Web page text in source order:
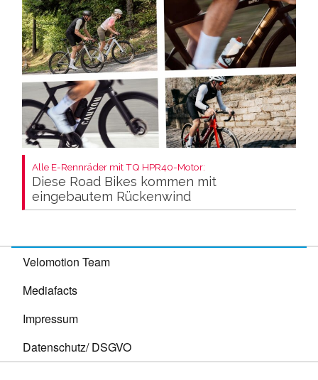
Alle E-Rennräder mit TQ HPR40-Motor:
Diese Road Bikes kommen mit
eingebautem Rückenwind
Velomotion Team
Mediafacts
Impressum
Datenschutz/ DSGVO